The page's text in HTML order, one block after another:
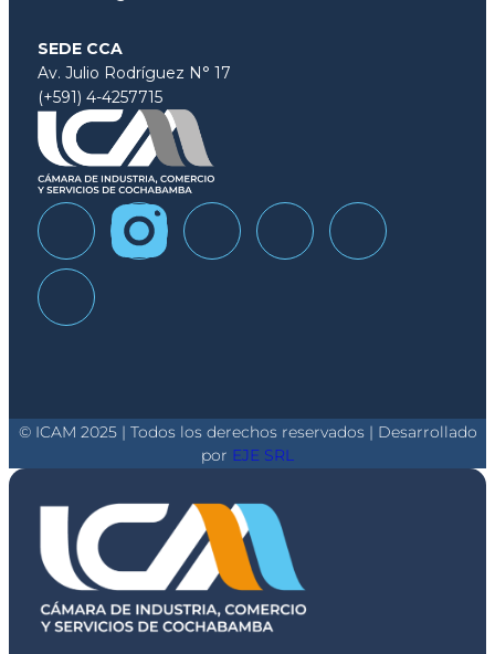
SEDE CCA
Av. Julio Rodríguez N° 17
(+591) 4-4257715
© ICAM 2025 | Todos los derechos reservados | Desarrollado
por EJE SRL